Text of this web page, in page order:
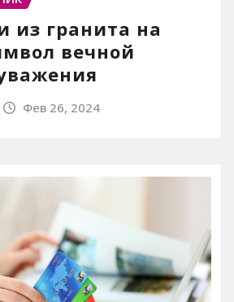
из гранита на
вечной
Фев 26, 2024